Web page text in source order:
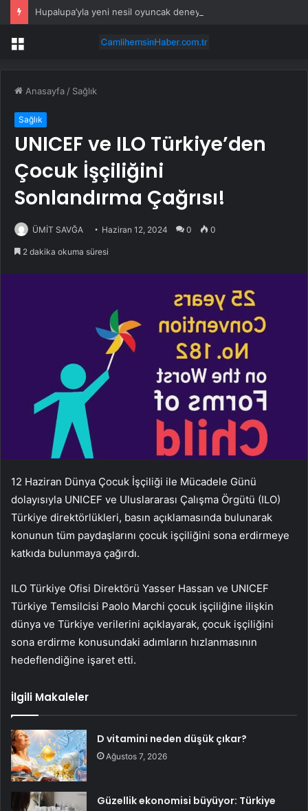
Hupalupa’yla yeni nesil oyuncak deneyimi
Menü
Anasayfa / Sağlık
Sağlık
UNICEF ve ILO Türkiye’den
Çocuk İşçiliğini
Sonlandırma Çağrısı!
ÜMİT SAVĞA Haziran 12, 2024 0 0
2 dakika okuma süresi
12 Haziran Dünya Çocuk İşçiliği ile Mücadele Günü
dolayısıyla UNICEF ve Uluslararası Çalışma Örgütü (ILO)
Türkiye direktörlükleri, basın açıklamasında bulunarak
konunun tüm paydaşlarını çocuk işçiliğini sona erdirmeye
katkıda bulunmaya çağırdı.
ILO Türkiye Ofisi Direktörü Yasser Hassan ve UNICEF
Türkiye Temsilcisi Paolo Marchi çocuk işçiliğine ilişkin
dünya ve Türkiye verilerini açıklayarak, çocuk işçiliğini
sona erdirme konusundaki adımların hızlanmasının
hedeflendiğine işaret etti.
İlgili Makaleler
D vitamini neden düşük çıkar?
Ağustos 7, 2026
Güzellik ekonomisi büyüyor: Türkiye